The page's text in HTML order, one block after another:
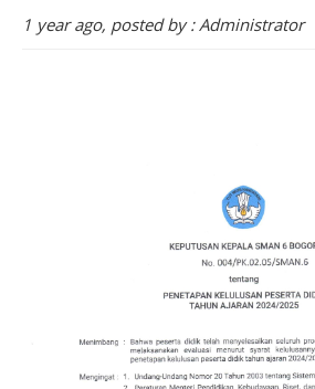
Hubungi Kami
1 year ago, posted by : Administrator